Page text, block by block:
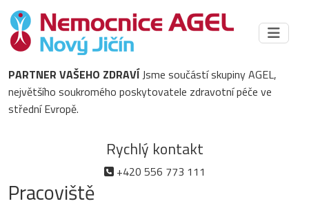
PARTNER VAŠEHO ZDRAVÍJsme součástí skupiny AGEL,
největšího soukromého poskytovatele zdravotní péče ve
střední Evropě.
Rychlý kontakt
+420 556 773 111
Pracoviště